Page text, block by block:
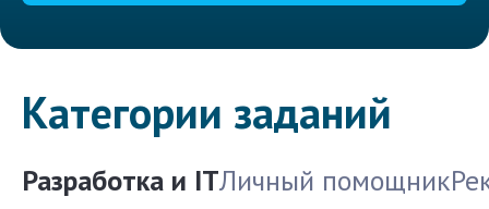
Категории заданий
Разработка и ITЛичный помощник